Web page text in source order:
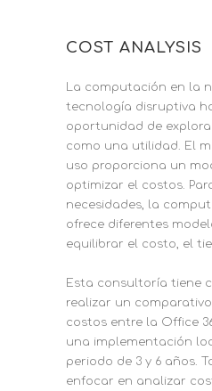
COST ANALYSIS
La computación en la
tecnología disruptiva
oportunidad de
como una utilidad. El
uso proporciona un
optimizar el costos.
necesidades, la
ofrece diferentes
equilibrar el costo, el
Esta consultoría tiene
realizar un
costos entre la Office
una implementación
periodo de 3 y 6 años.
enfocar en analizar